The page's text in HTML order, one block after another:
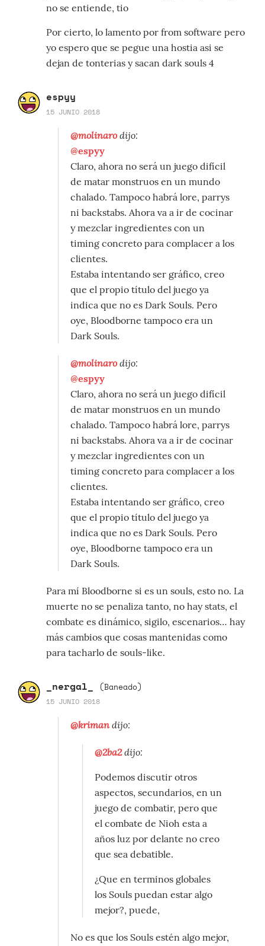
no se entiende, tio
Por cierto, lo lamento por from software pero
yo espero que se pegue una hostia asi se
dejan de tonterias y sacan dark souls 4
espyy
15 JUNIO 2018
@molinarodijo:
@espyy
Claro, ahora no será un juego difícil
de matar monstruos en un mundo
chalado. Tampoco habrá lore, parrys
ni backstabs. Ahora va a ir de cocinar
y mezclar ingredientes con un
timing concreto para complacer a los
clientes.
Estaba intentando ser gráfico, creo
que el propio título del juego ya
indica que no es Dark Souls. Pero
oye, Bloodborne tampoco era un
Dark Souls.
@molinarodijo:
@espyy
Claro, ahora no será un juego difícil
de matar monstruos en un mundo
chalado. Tampoco habrá lore, parrys
ni backstabs. Ahora va a ir de cocinar
y mezclar ingredientes con un
timing concreto para complacer a los
clientes.
Estaba intentando ser gráfico, creo
que el propio título del juego ya
indica que no es Dark Souls. Pero
oye, Bloodborne tampoco era un
Dark Souls.
Para mí Bloodborne si es un souls, esto no. La
muerte no se penaliza tanto, no hay stats, el
combate es dinámico, sigilo, escenarios… hay
más cambios que cosas mantenidas como
para tacharlo de souls-like.
_nergal_ (Baneado)
15 JUNIO 2018
@krimandijo:
@2ba2dijo:
Podemos discutir otros
aspectos, secundarios, en un
juego de combatir, pero que
el combate de Nioh esta a
años luz por delante no creo
que sea debatible.
¿Que en terminos globales
los Souls puedan estar algo
mejor?, puede,
No es que los Souls estén algo mejor,